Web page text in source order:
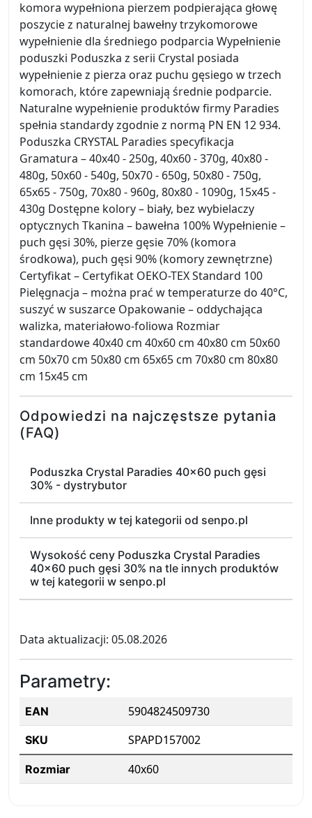
komora wypełniona pierzem podpierająca głowę
poszycie z naturalnej bawełny trzykomorowe
wypełnienie dla średniego podparcia Wypełnienie
poduszki Poduszka z serii Crystal posiada
wypełnienie z pierza oraz puchu gęsiego w trzech
komorach, które zapewniają średnie podparcie.
Naturalne wypełnienie produktów firmy Paradies
spełnia standardy zgodnie z normą PN EN 12 934.
Poduszka CRYSTAL Paradies specyfikacja
Gramatura – 40x40 - 250g, 40x60 - 370g, 40x80 -
480g, 50x60 - 540g, 50x70 - 650g, 50x80 - 750g,
65x65 - 750g, 70x80 - 960g, 80x80 - 1090g, 15x45 -
430g Dostępne kolory – biały, bez wybielaczy
optycznych Tkanina – bawełna 100% Wypełnienie –
puch gęsi 30%, pierze gęsie 70% (komora
środkowa), puch gęsi 90% (komory zewnętrzne)
Certyfikat – Certyfikat OEKO-TEX Standard 100
Pielęgnacja – można prać w temperaturze do 40°C,
suszyć w suszarce Opakowanie – oddychająca
walizka, materiałowo-foliowa Rozmiar
standardowe 40x40 cm 40x60 cm 40x80 cm 50x60
cm 50x70 cm 50x80 cm 65x65 cm 70x80 cm 80x80
cm 15x45 cm
Odpowiedzi na najczęstsze pytania
(FAQ)
Poduszka Crystal Paradies 40x60 puch gęsi
30% - dystrybutor
Inne produkty w tej kategorii od senpo.pl
Wysokość ceny Poduszka Crystal Paradies
40x60 puch gęsi 30% na tle innych produktów
w tej kategorii w senpo.pl
Data aktualizacji: 05.08.2026
Parametry:
EAN 5904824509730
SKU SPAPD157002
Rozmiar 40x60